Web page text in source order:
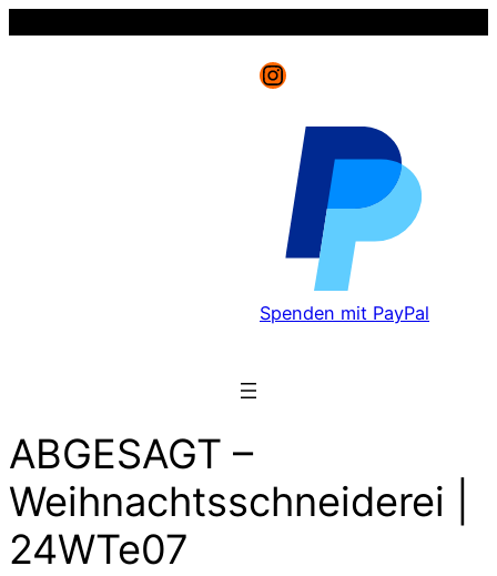
Instagram
Spenden mit PayPal
ABGESAGT –
Weihnachtsschneiderei |
24WTe07